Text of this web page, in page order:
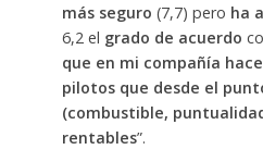
más seguro (7,7) pero ha
6,2 el grado de acuerdo
que en mi compañía
pilotos que desde el
(combustible,
rentables”.